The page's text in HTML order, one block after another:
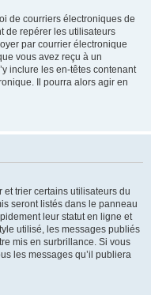
de courriers électroniques de
de repérer les utilisateurs
par courrier électronique
vous avez reçu à un
inclure les en-têtes contenant
Il pourra alors agir en
et trier certains utilisateurs du
seront listés dans le panneau
leur statut en ligne et
utilisé, les messages publiés
mis en surbrillance. Si vous
les messages qu’il publiera